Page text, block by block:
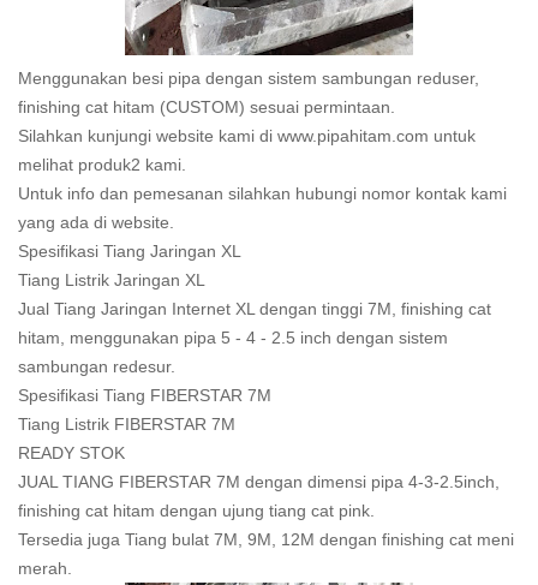
Menggunakan besi pipa dengan sistem sambungan reduser,
finishing cat hitam (CUSTOM) sesuai permintaan.
Silahkan kunjungi website kami di www.pipahitam.com untuk
melihat produk2 kami.
Untuk info dan pemesanan silahkan hubungi nomor kontak kami
yang ada di website.
Spesifikasi Tiang Jaringan XL
Tiang Listrik Jaringan XL
Jual Tiang Jaringan Internet XL dengan tinggi 7M, finishing cat
hitam, menggunakan pipa 5 - 4 - 2.5 inch dengan sistem
sambungan redesur.
Spesifikasi Tiang FIBERSTAR 7M
Tiang Listrik FIBERSTAR 7M
READY STOK
JUAL TIANG FIBERSTAR 7M dengan dimensi pipa 4-3-2.5inch,
finishing cat hitam dengan ujung tiang cat pink.
Tersedia juga Tiang bulat 7M, 9M, 12M dengan finishing cat meni
merah.